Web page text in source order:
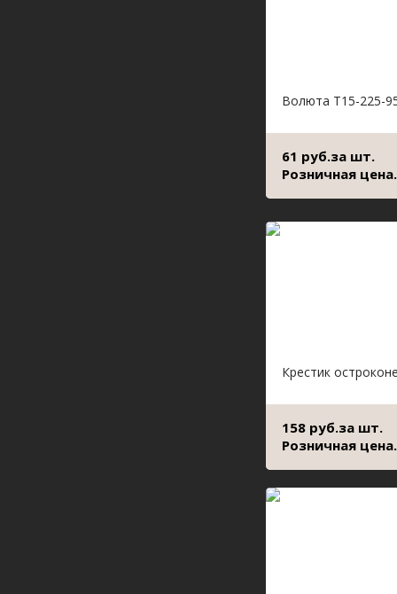
Волюта Т15-225-
61 руб.за шт.
Розничная цена.
Крестик
158 руб.за шт.
Розничная цена.